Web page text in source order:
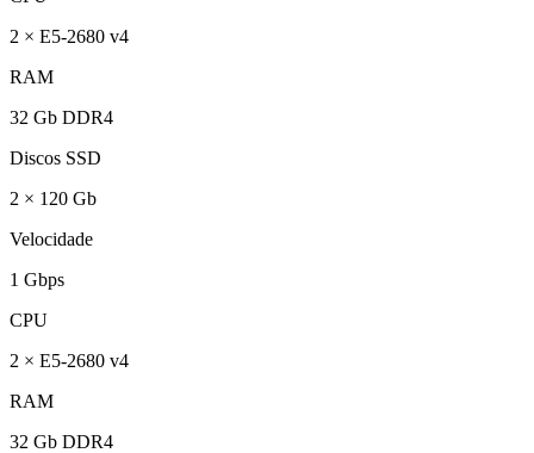
2 × E5-2680 v4
RAM
32 Gb DDR4
Discos SSD
2 × 120 Gb
Velocidade
1 Gbps
CPU
2 × E5-2680 v4
RAM
32 Gb DDR4